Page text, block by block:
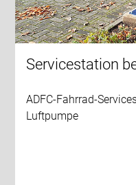
Servicestation
ADFC-Fahrrad-
Luftpumpe